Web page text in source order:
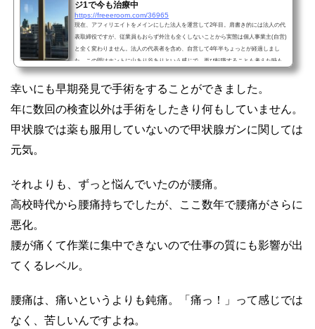
ジ1で今も治療中
https://freeeroom.com/36965
現在、アフィリエイトをメインにした法人を運営して2年目。肩書き的には法人の代
表取締役ですが、従業員もおらず外注も全くしないことから実態は個人事業主(自営)
と全く変わりません。法人の代表者を含め、自営して4年半ちょっとが経過しまし
た。この間はホントに山あり谷ありという感じで、再び転職することも考えた時も
ありました。そんなある日、まだ30代で人生も仕事もこれからという時に癌に。備
忘録のためにも、身体に違和感を持って病院に行ってから手術をするまでの話を書
いてみました。(トップの写真は入院していた病院の休憩...
幸いにも早期発見で手術をすることができました。
年に数回の検査以外は手術をしたきり何もしていません。
甲状腺では薬も服用していないので甲状腺ガンに関しては
元気。
それよりも、ずっと悩んでいたのが腰痛。
高校時代から腰痛持ちでしたが、ここ数年で腰痛がさらに
悪化。
腰が痛くて作業に集中できないので仕事の質にも影響が出
てくるレベル。
腰痛は、痛いというよりも鈍痛。「痛っ！」って感じでは
なく、苦しいんですよね。